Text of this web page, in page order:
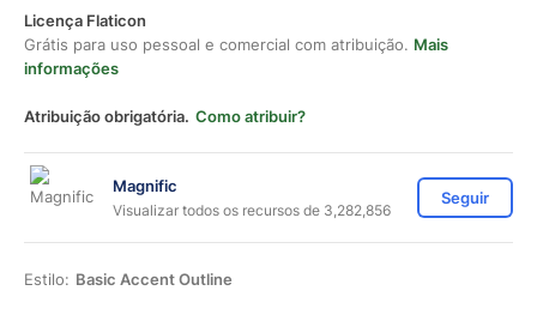
Licença Flaticon
Grátis para uso pessoal e comercial com atribuição. Mais
informações
Atribuição obrigatória. Como atribuir?
Magnific
Visualizar todos os recursos de 3,282,856
Seguir
Estilo: Basic Accent Outline